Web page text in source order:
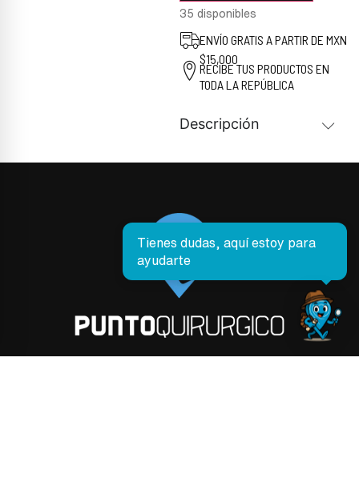
35 disponibles
ENVÍO GRATIS A PARTIR DE MXN
$15,000
RECIBE TUS PRODUCTOS EN
TODA LA REPÚBLICA
Descripción
Tienes dudas, aquí estoy para
ayudarte